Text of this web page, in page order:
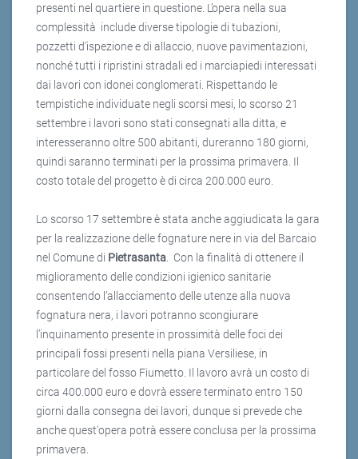
presenti nel quartiere in questione. L’opera nella sua
complessità include diverse tipologie di tubazioni,
pozzetti d’ispezione e di allaccio, nuove pavimentazioni,
nonché tutti i ripristini stradali ed i marciapiedi interessati
dai lavori con idonei conglomerati. Rispettando le
tempistiche individuate negli scorsi mesi, lo scorso 21
settembre i lavori sono stati consegnati alla ditta, e
interesseranno oltre 500 abitanti, dureranno 180 giorni,
quindi saranno terminati per la prossima primavera. Il
costo totale del progetto è di circa 200.000 euro.
Lo scorso 17 settembre è stata anche aggiudicata la gara
per la realizzazione delle fognature nere in via del Barcaio
nel Comune di Pietrasanta . Con la finalità di ottenere il
miglioramento delle condizioni igienico sanitarie
consentendo l’allacciamento delle utenze alla nuova
fognatura nera, i lavori potranno scongiurare
l’inquinamento presente in prossimità delle foci dei
principali fossi presenti nella piana Versiliese, in
particolare del fosso Fiumetto. Il lavoro avrà un costo di
circa 400.000 euro e dovrà essere terminato entro 150
giorni dalla consegna dei lavori, dunque si prevede che
anche quest'opera potrà essere conclusa per la prossima
primavera.